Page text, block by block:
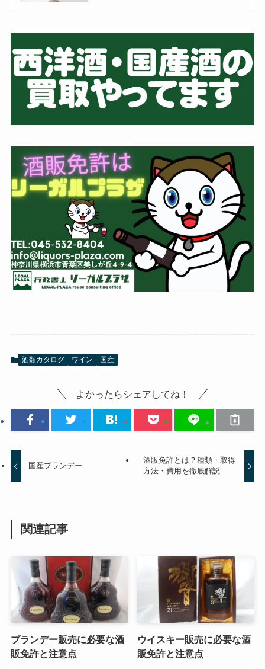
酒類カタログ ワイン 国産
よかったらシェアしてね！
国産ブランデー
酒販免許とは？種類・取得
方法・費用を徹底解説
関連記事
ブランデー販売に必要な酒
販免許と注意点
ウイスキー販売に必要な酒
販免許と注意点